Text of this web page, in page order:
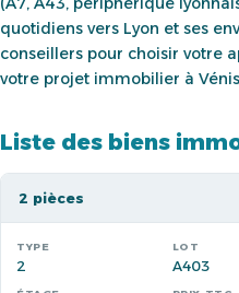
quotidiens vers Lyon et ses
conseillers pour choisir votre
votre projet immobilier à
Liste des biens
2 pièces
2 A403